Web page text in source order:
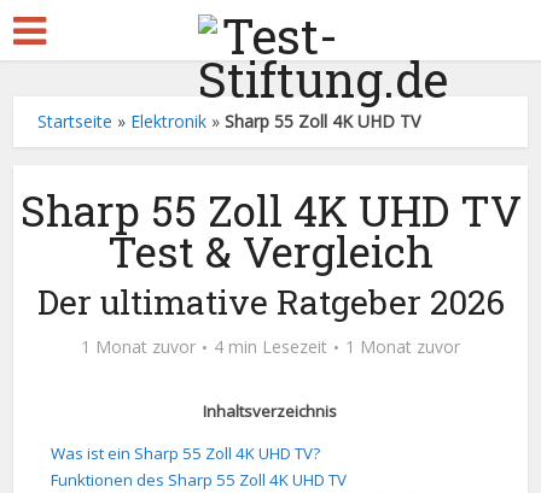
Startseite » Elektronik »Sharp 55 Zoll 4K UHD TV
Sharp 55 Zoll 4K UHD TV
Test & Vergleich
Der ultimative Ratgeber 2026
1 Monat zuvor 4 min Lesezeit 1 Monat zuvor
Inhaltsverzeichnis
Was ist ein Sharp 55 Zoll 4K UHD TV?
Funktionen des Sharp 55 Zoll 4K UHD TV